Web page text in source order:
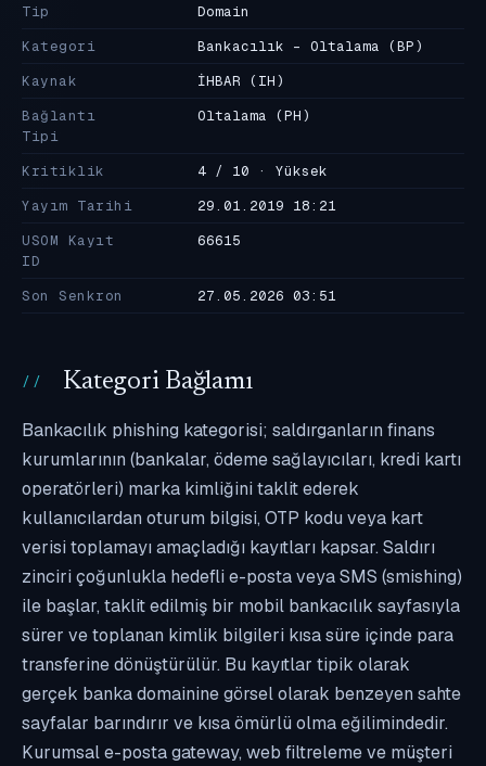
Tip
Domain
Kategori
Bankacılık - Oltalama (BP)
Kaynak
İHBAR (IH)
Bağlantı
Tipi
Oltalama (PH)
Kritiklik
4 / 10 · Yüksek
Yayım Tarihi
29.01.2019 18:21
USOM Kayıt
ID
66615
Son Senkron 27.05.2026 03:51
Kategori Bağlamı
Bankacılık phishing kategorisi; saldırganların finans
kurumlarının (bankalar, ödeme sağlayıcıları, kredi kartı
operatörleri) marka kimliğini taklit ederek
kullanıcılardan oturum bilgisi, OTP kodu veya kart
verisi toplamayı amaçladığı kayıtları kapsar. Saldırı
zinciri çoğunlukla hedefli e-posta veya SMS (smishing)
ile başlar, taklit edilmiş bir mobil bankacılık sayfasıyla
sürer ve toplanan kimlik bilgileri kısa süre içinde para
transferine dönüştürülür. Bu kayıtlar tipik olarak
gerçek banka domainine görsel olarak benzeyen sahte
sayfalar barındırır ve kısa ömürlü olma eğilimindedir.
Kurumsal e-posta gateway, web filtreleme ve müşteri